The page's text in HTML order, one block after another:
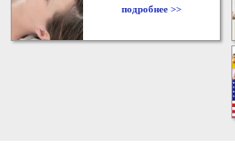
подробнее >>